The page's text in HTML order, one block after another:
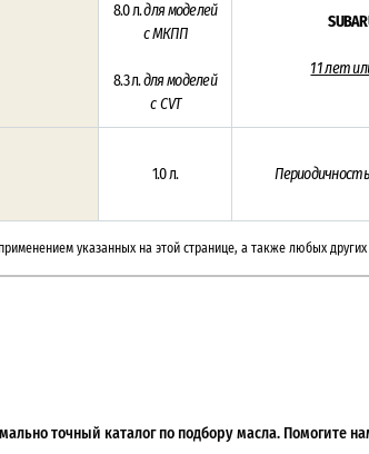
8.0 л.для моделей
с МКПП
8.3 л.для моделей
с CVT
11 лет
1.0 л.
указанных на этой странице, а также любых
точный каталог по подбору масла. Помогите